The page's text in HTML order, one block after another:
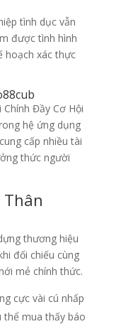
tình dục vẫn
được tình hình
hoạch xác thực
hệ ứng dụng
cấp nhiều tài
thức người
Thân
thương hiệu
đối chiếu cùng
mẻ chính thức.
cực vài cú nhấp
thể mua thấy báo